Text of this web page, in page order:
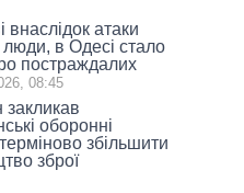
внаслідок атаки
люди, в Одесі стало
постраждалих
08:45
закликав
оборонні
збільшити
зброї